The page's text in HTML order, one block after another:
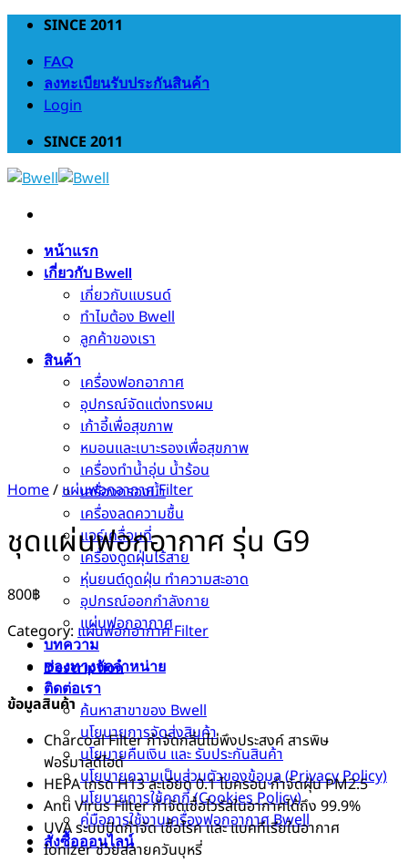
Skip
content
SINCE 2011
FAQ
ลงทะเบียนรับประกันสินค้า
Login
SINCE 2011
หน้าแรก
เกี่ยวกับ Bwell
เกี่ยวกับแบรนด์
ทำไมต้อง Bwell
ลูกค้าของเรา
สินค้า
เครื่องฟอกอากาศ
อุปกรณ์จัดแต่งทรงผม
เก้าอี้เพื่อสุขภาพ
หมอนและเบาะรองเพื่อสุขภาพ
เครื่องทำน้ำอุ่น น้ำร้อน
เครื่องกรองน้ำ
เครื่องลดความชื้น
แอร์เคลื่อนที่
เครื่องดูดฝุ่นไร้สาย
หุ่นยนต์ดูดฝุ่น ทำความสะอาด
อุปกรณ์ออกกำลังกาย
แผ่นฟอกอากาศ
บทความ
ช่องทางจัดจำหน่าย
ติดต่อเรา
ค้นหาสาขาของ Bwell
นโยบายการจัดส่งสินค้า
นโยบายคืนเงิน และ รับประกันสินค้า
นโยบายความเป็นส่วนตัวของข้อมูล (Privacy Policy)
นโยบายการใช้คุกกี้ (Cookies Policy)
คู่มือการใช้งานเครื่องฟอกอากาศ Bwell
สั่งซื้อออนไลน์
Home/แผ่นฟอกอากาศ Filter
ชุดแผ่นฟอกอากาศ รุ่น G9
800฿
Category: แผ่นฟอกอากาศ Filter
Description
ข้อมูลสินค้า
Charcoal Filter กำจัดกลิ่นไม่พึงประสงค์ สารพิษ
ฟอร์มาลดีไฮด์
HEPA เกรด H13 ละเอียด 0.1 ไมครอน กำจัดฝุ่น PM2.5
Anti Virus Filter กำจัดเชื้อไวรัสในอากาศได้ถึง 99.9%
UVA ระบบปิดกำจัด เชื้อโรค และ แบคทีเรียในอากาศ
Ionizer ช่วยสลายควันบุหรี่